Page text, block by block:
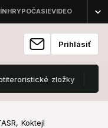
Prihlásiť
zložky
Koktejl